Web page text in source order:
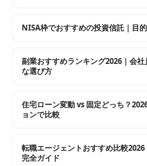
NISA枠でおすすめの投資信託｜目
副業おすすめランキング2026｜会
な選び方
住宅ローン変動 vs 固定どっち？
ョンで比較
転職エージェントおすすめ比較
完全ガイド